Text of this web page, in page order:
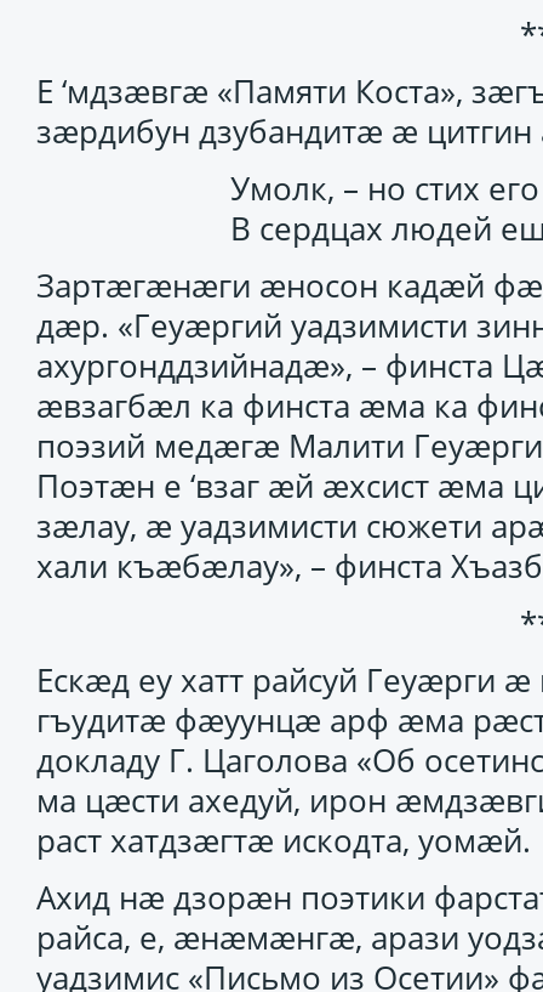
Е ‘мдзӕвгӕ «Памяти Коста»,
зӕрдибун дзубандитӕ ӕ
Умолк, – но стих
В сердцах людей
Зартӕгӕнӕги ӕносон кадӕй
дӕр. «Геуӕргий уадзимисти
ахургонддзийнадӕ», – финста
ӕвзагбӕл ка финста ӕма ка
поэзий медӕгӕ Малити
Поэтӕн е ‘взаг ӕй ӕхсист ӕма
зӕлау, ӕ уадзимисти сюжети
хали къӕбӕлау», – финста
Ескӕд еу хатт райсуй Геуӕрги
гъудитӕ фӕуунцӕ арф ӕма
докладу Г. Цаголова «Об
ма цӕсти ахедуй, ирон
раст хатдзӕгтӕ искодта, уомӕй.
Ахид нӕ дзорӕн поэтики
райса, е, ӕнӕмӕнгӕ, арази
уадзимис «Письмо из Осетии»